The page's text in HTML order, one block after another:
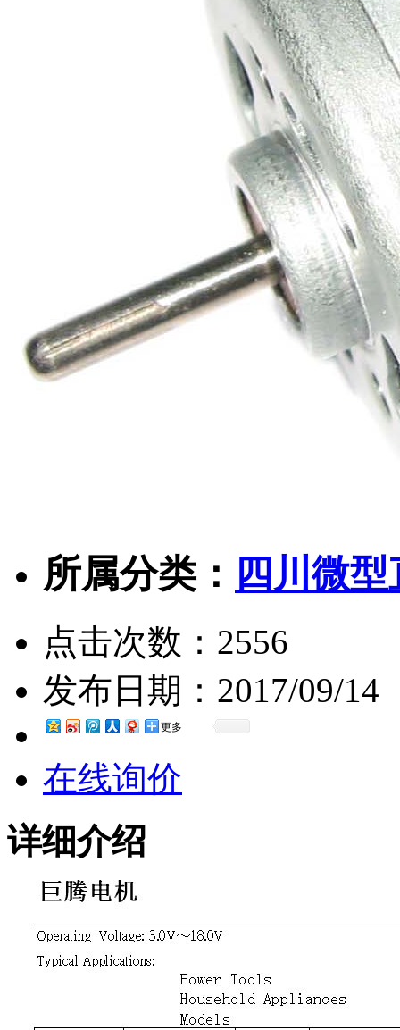
所属分类： 四川微
点击次数： 2556
发布日期： 2017/09/14
更多
在线询价
详细介绍